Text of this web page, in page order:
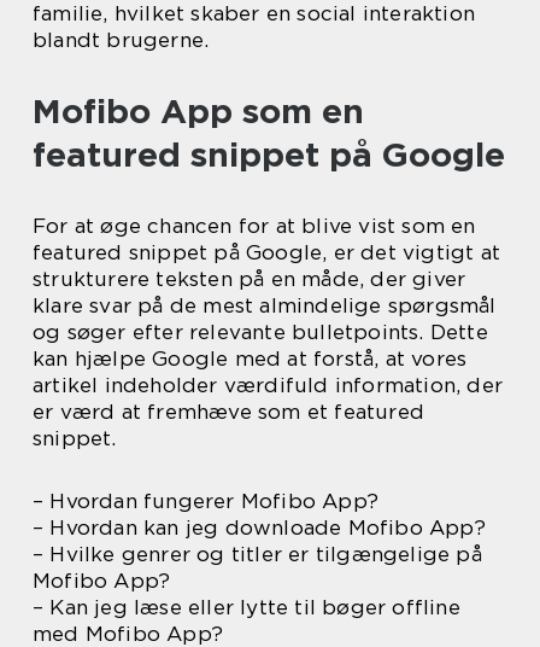
familie, hvilket skaber en social interaktion
blandt brugerne.
Mofibo App som en
featured snippet på Google
For at øge chancen for at blive vist som en
featured snippet på Google, er det vigtigt at
strukturere teksten på en måde, der giver
klare svar på de mest almindelige spørgsmål
og søger efter relevante bulletpoints. Dette
kan hjælpe Google med at forstå, at vores
artikel indeholder værdifuld information, der
er værd at fremhæve som et featured
snippet.
– Hvordan fungerer Mofibo App?
– Hvordan kan jeg downloade Mofibo App?
– Hvilke genrer og titler er tilgængelige på
Mofibo App?
– Kan jeg læse eller lytte til bøger offline
med Mofibo App?